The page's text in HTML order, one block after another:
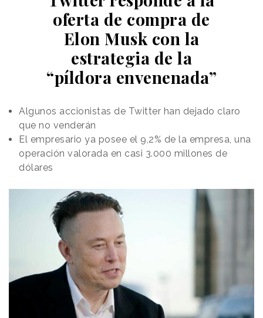
oferta de compra de
Elon Musk con la
estrategia de la
“píldora envenenada”
Algunos accionistas de Twitter han dejado claro
que no venderán
El empresario ya posee el 9,2% de la empresa, una
operación valorada en casi 3.000 millones de
dólares